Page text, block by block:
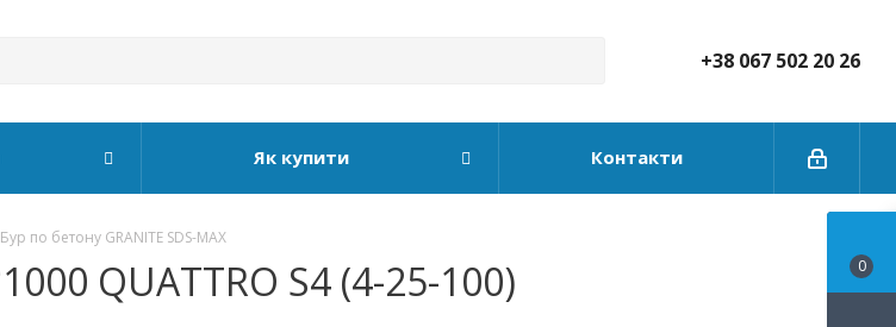
+38 067 502 20 26
Як купити Контакти
Бур по бетону GRANITE SDS-MAX
QUATTRO S4 (4-25-100) 0